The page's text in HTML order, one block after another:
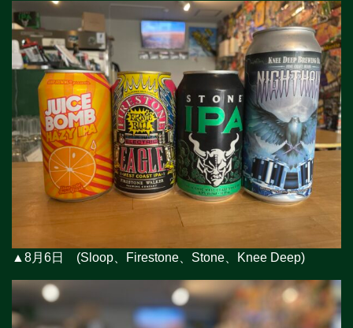
▲8月6日 (Sloop、Firestone、Stone、Knee Deep)